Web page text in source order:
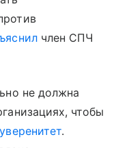
член СПЧ
не должна
чтобы
.